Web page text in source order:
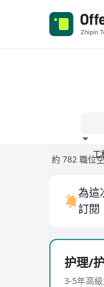
工
約 782 職位
為這
訂閱
护理/
3-5年高